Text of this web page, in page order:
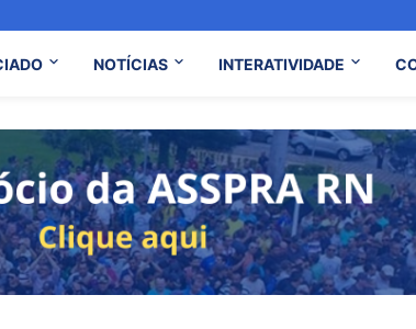
NOTÍCIAS INTERATIVIDADE